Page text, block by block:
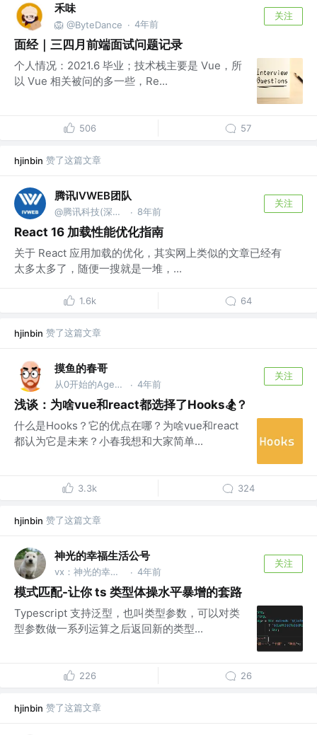
禾味
🦁️ @ByteDance · 4年前
关注
面经｜三四月前端面试问题记录
个人情况：2021.6 毕业；技术栈主要是 Vue，所
以 Vue 相关被问的多一些，Re...
506 57
hjinbin 赞了这篇文章
腾讯IVWEB团队
@腾讯科技(深圳)有限公司 · 8年前
关注
React 16 加载性能优化指南
关于 React 应用加载的优化，其实网上类似的文章已经有
太多太多了，随便一搜就是一堆，...
1.6k 64
hjinbin 赞了这篇文章
摸鱼的春哥
从0开始的Agent之旅 · 4年前
关注
浅谈：为啥vue和react都选择了Hooks🏂？
什么是Hooks？它的优点在哪？为啥vue和react
都认为它是未来？小春我想和大家简单...
3.3k 324
hjinbin 赞了这篇文章
神光的幸福生活公号
vx：神光的幸福生活 · 4年前
关注
模式匹配-让你 ts 类型体操水平暴增的套路
Typescript 支持泛型，也叫类型参数，可以对类
型参数做一系列运算之后返回新的类型...
226 26
hjinbin 赞了这篇文章